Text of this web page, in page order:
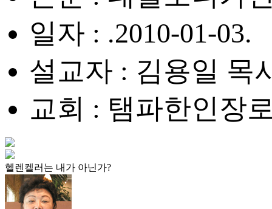
일자 : .2010-01-03.
설교자 : 김용일 목
교회 : 탬파한인장
헬렌켈러는 내가 아닌가?